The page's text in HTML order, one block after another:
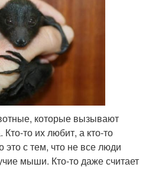
которые вызывают
то их любит, а кто-то
это с тем, что не все люди
мыши. Кто-то даже считает